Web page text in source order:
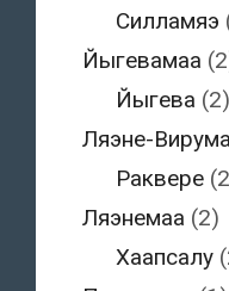
Силламяэ
Йыгевамаа
Йыгева (2)
Ляэне-
Раквере
Ляэнемаа (2)
Хаапсалу